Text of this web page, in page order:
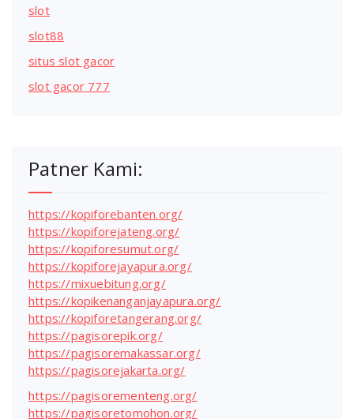
slot
slot88
situs slot gacor
slot gacor 777
Patner Kami:
https://kopiforebanten.org/
https://kopiforejateng.org/
https://kopiforesumut.org/
https://kopiforejayapura.org/
https://mixuebitung.org/
https://kopikenanganjayapura.org/
https://kopiforetangerang.org/
https://pagisorepik.org/
https://pagisoremakassar.org/
https://pagisorejakarta.org/
https://pagisorementeng.org/
https://pagisoretomohon.org/